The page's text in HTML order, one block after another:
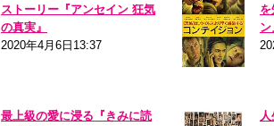
ストーリー『アンセイン 狂気
の真実』
2020年4月6日13:37
ン
最上級の愛に浸る『きみに読